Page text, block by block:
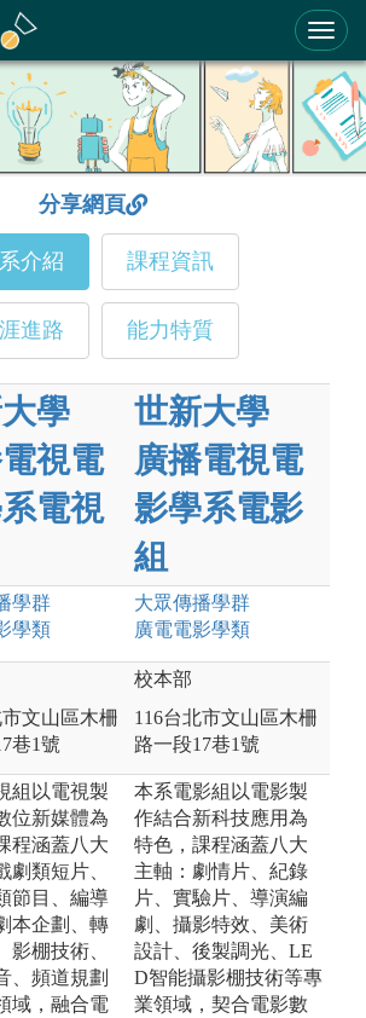
中育才輔助系統
分享網頁
介紹 課程資訊
進路 能力特質
學
視電
電視
世新大學
廣播電視電
影學系電影
組
學群
學類
大眾傳播學群
廣電電影學類
市文山區木柵
巷1號
校本部
116台北市文山區木柵
路一段17巷1號
組以電視製
位新媒體為
程涵蓋八大
劇類短片、
節目、編導
本企劃、轉
影棚技術、
、頻道規劃
域，融合電
本系電影組以電影製
作結合新科技應用為
特色，課程涵蓋八大
主軸：劇情片、紀錄
片、實驗片、導演編
劇、攝影特效、美術
設計、後製調光、LE
D智能攝影棚技術等專
業領域，契合電影數